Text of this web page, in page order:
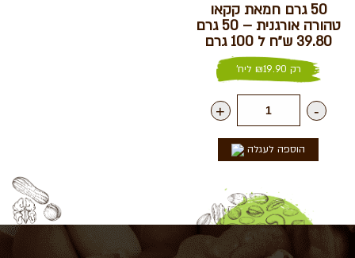
50 גרם חמאת קקאו
טהורה אורגנית – 50 גרם
39.80 ש״ח ל 100 גרם
רק ₪19.90 ליח'
-
+
הוספה לעגלה